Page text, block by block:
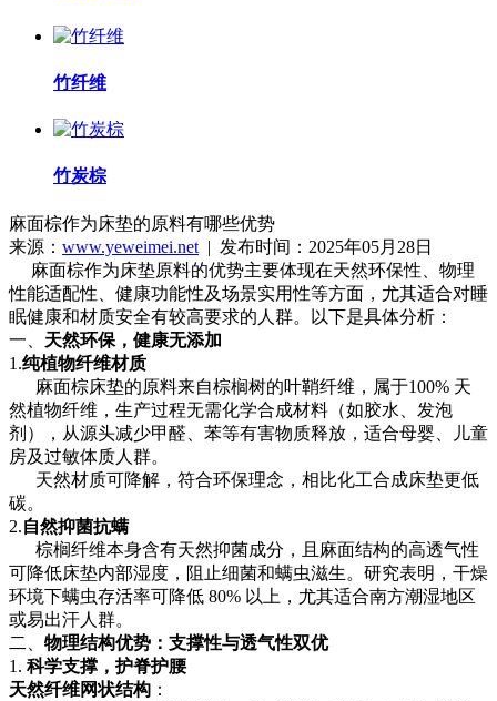
竹纤维
竹炭棕
麻面棕作为床垫的原料有哪些优势
来源： www.yeweimei.net | 发布时间：2025年05月28日
麻面棕作为床垫原料的优势主要体现在天然环保性、物理
性能适配性、健康功能性及场景实用性等方面，尤其适合对睡
眠健康和材质安全有较高要求的人群。以下是具体分析：
一、 天然环保，健康无添加
1.纯植物纤维材质
麻面棕床垫的原料来自棕榈树的叶鞘纤维，属于100% 天
然植物纤维，生产过程无需化学合成材料（如胶水、发泡
剂），从源头减少甲醛、苯等有害物质释放，适合母婴、儿童
房及过敏体质人群。
天然材质可降解，符合环保理念，相比化工合成床垫更低
碳。
2.自然抑菌抗螨
棕榈纤维本身含有天然抑菌成分，且麻面结构的高透气性
可降低床垫内部湿度，阻止细菌和螨虫滋生。研究表明，干燥
环境下螨虫存活率可降低 80% 以上，尤其适合南方潮湿地区
或易出汗人群。
二、 物理结构优势：支撑性与透气性双优
1. 科学支撑，护脊护腰
天然纤维网状结构 ：